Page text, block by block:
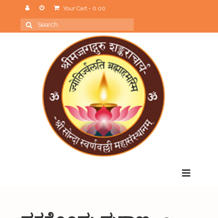
Your Cart- 0.00
Search
for: